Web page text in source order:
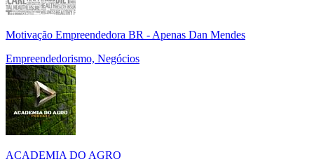
Motivação Empreendedora BR - Apenas Dan Mendes
Empreendedorismo, Negócios
ACADEMIA DO AGRO